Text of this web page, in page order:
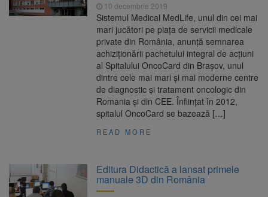
10 decembrie 2019
Sistemul Medical MedLife, unul din cei mai
mari jucători pe piaţa de servicii medicale
private din România, anunţă semnarea
achiziţionării pachetului integral de acţiuni
al Spitalului OncoCard din Braşov, unul
dintre cele mai mari şi mai moderne centre
de diagnostic şi tratament oncologic din
Romania şi din CEE. Înfiinţat în 2012,
spitalul OncoCard se bazează […]
READ MORE
Editura Didactică a lansat primele
manuale 3D din România